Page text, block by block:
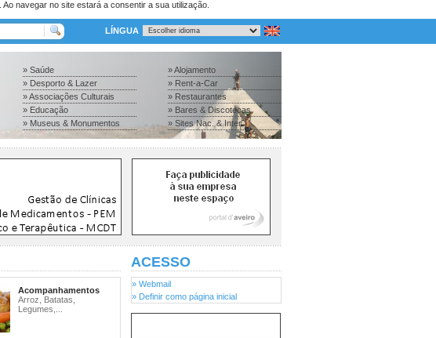
. Ao navegar no site estará a consentir a sua utilização.
LÍNGUA
» Saúde
» Desporto & Lazer
» Associações Culturais
» Educação
» Museus & Monumentos
» Alojamento
» Rent-a-Car
» Restaurantes
» Bares & Discotecas
» Sites Nac. & Inter.
Acompanhamentos
Arroz, Batatas,
Legumes,...
ACESSO
» Webmail
» Definir como página inicial